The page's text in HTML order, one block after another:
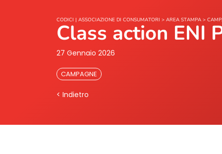
CODICI | ASSOCIAZIONE DI CONSUMATORI > AREA STAMPA >
Class action ENI
27 Gennaio 2026
CAMPAGNE
< Indietro